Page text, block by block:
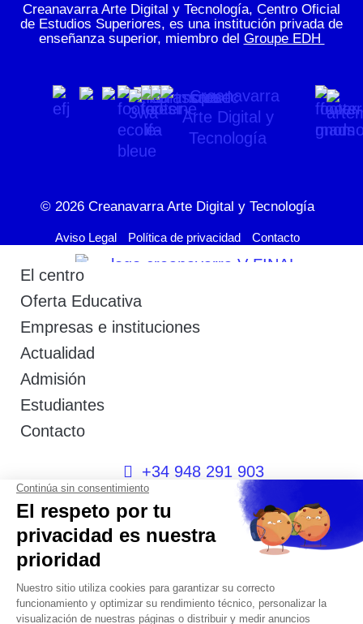
Creanavarra Arte Digital y Tecnología, Centro Oficial
de Estudios Superiores, es una institución privada de
enseñanza superior, miembro del Groupe EDH
© 2026 Creanavarra Arte Digital y Tecnología
Aviso Legal Política de privacidad Contacto
El centro
Oferta Educativa
Empresas e instituciones
Actualidad
Admisión
Estudiantes
Contacto
+34 948 291 903
+34 600 404 592
I
n
s
t
a
F
a
c
e
b
T
t
t
L
k
e
P
t
e
Y
o
t
u